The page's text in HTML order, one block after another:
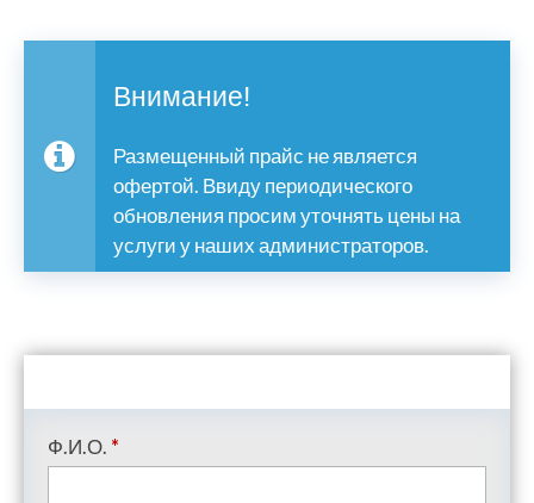
Внимание!
Размещенный прайс не является
офертой. Ввиду периодического
обновления просим уточнять цены на
услуги у наших администраторов.
Ф.И.О. *